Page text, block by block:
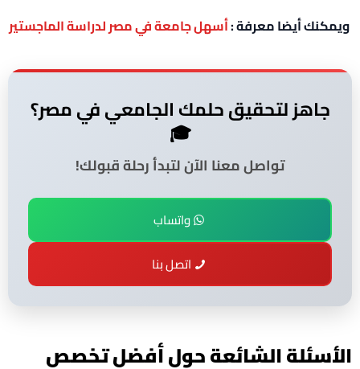
ويمكنك أيضا معرفة :أسهل جامعة في مصر لدراسة الماجستير
جاهز لتحقيق حلمك الجامعي في مصر؟
🎓
تواصل معنا الآن لتبدأ رحلة قبولك!
واتساب
اتصل بنا
الأسئلة الشائعة حول أفضل تخصص